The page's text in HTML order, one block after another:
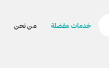
خدمات مفضلة من نحن